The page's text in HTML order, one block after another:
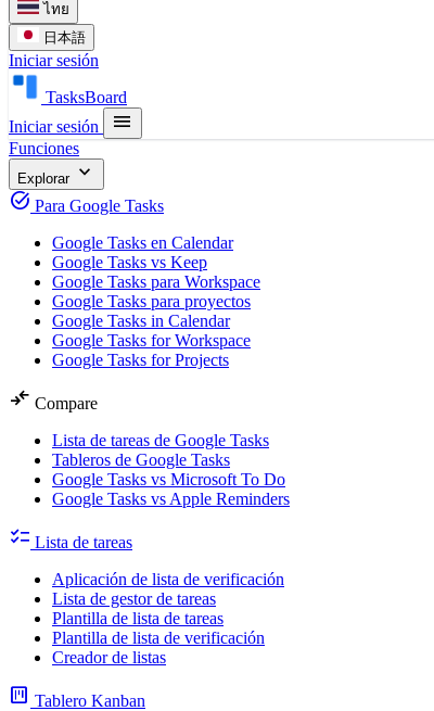
ไทย
日本語
Iniciar sesión
TasksBoard
Iniciar sesión
menu
Funciones
Explorar expand_more
task_alt Para Google Tasks
Google Tasks en Calendar
Google Tasks vs Keep
Google Tasks para Workspace
Google Tasks para proyectos
Google Tasks in Calendar
Google Tasks for Workspace
Google Tasks for Projects
compare_arrows Compare
Lista de tareas de Google Tasks
Tableros de Google Tasks
Google Tasks vs Microsoft To Do
Google Tasks vs Apple Reminders
checklist Lista de tareas
Aplicación de lista de verificación
Lista de gestor de tareas
Plantilla de lista de tareas
Plantilla de lista de verificación
Creador de listas
view_kanban Tablero Kanban